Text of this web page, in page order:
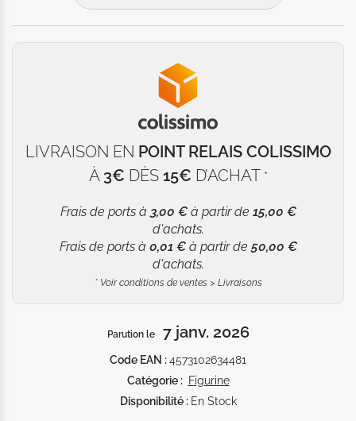
LIVRAISON EN POINT RELAIS COLISSIMO
À 3€ DÈS 15€ D’ACHAT *
Frais de ports à 3,00 €à partir de 15,00 €
d'achats.
Frais de ports à 0,01 €à partir de50,00 €
d'achats.
* Voir conditions de ventes > Livraisons
Parution le 7 janv. 2026
Code EAN :4573102634481
Catégorie : Figurine
Disponibilité : En Stock